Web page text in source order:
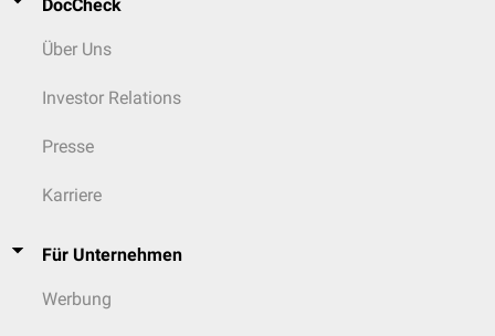
DocCheck
Über Uns
Investor Relations
Presse
Karriere
Für Unternehmen
Werbung